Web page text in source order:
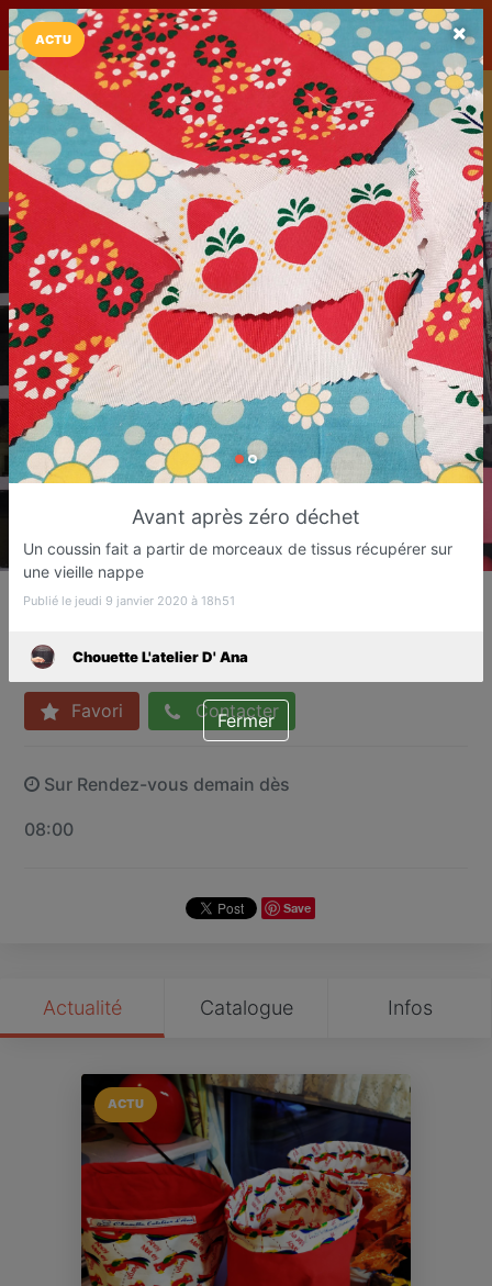
LaCarte LaCarte sur
Play Store
Installez l'App LaCarte
Téléchargez gratuitement l'app LaCarte pour suivre vos
commerces favoris et ne rien rater !
Télécharger Plus tard
Chouette L'atelier D' Ana
Boulogne-sur-Mer
Favori Contacter
Sur Rendez-vous demain dès
08:00
Save
Actualité Catalogue Infos
ACTU
ACTU
Avant après zéro déchet
Un coussin fait a partir de morceaux de tissus récupérer sur
une vieille nappe
Publié le jeudi 9 janvier 2020 à 18h51
Chouette L'atelier D' Ana
Fermer